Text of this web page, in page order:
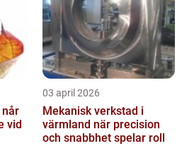
vid
03 april 2026
Mekanisk verkstad i
värmland när precision
och snabbhet spelar roll